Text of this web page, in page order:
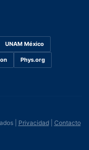
UNAM México
Phys.org
| Privacidad| Contacto